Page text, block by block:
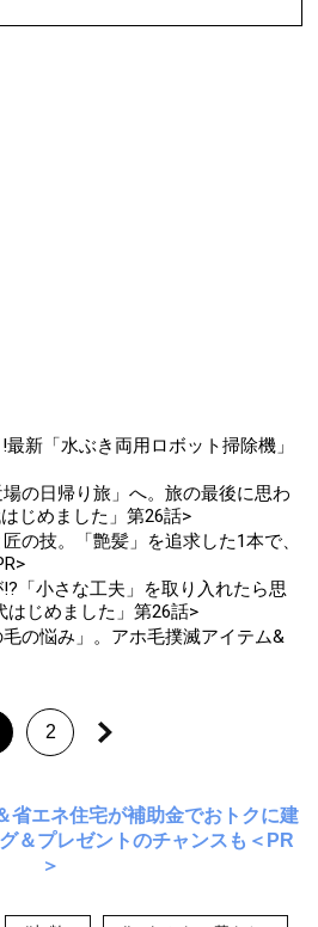
新「水ぶき両用ロボット掃除機」
の日帰り旅」へ。旅の最後に思わ
じめました」第26話>
の技。「艶髪」を追求した1本で、
「小さな工夫」を取り入れたら思
はじめました」第26話>
の悩み」。アホ毛撲滅アイテム&
2
省エネ住宅が補助金でおトクに建
＆プレゼントのチャンスも＜PR
＞